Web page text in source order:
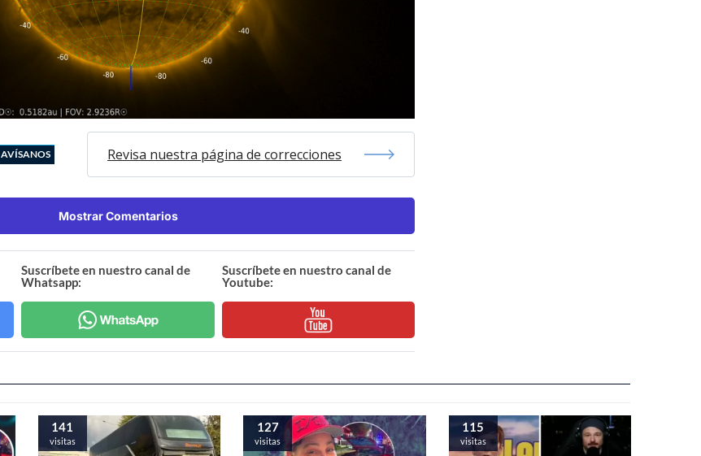
AVÍSANOS Revisa nuestra página de correcciones
Mostrar Comentarios
Suscríbete en nuestro canal de
Whatsapp:
Suscríbete en nuestro canal de
Youtube:
141
visitas
127
visitas
115
visitas